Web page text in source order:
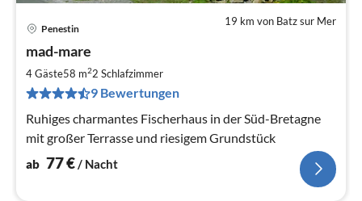
19 km von Batz sur Mer
Penestin
mad-mare
4 Gäste58 m22 Schlafzimmer
9 Bewertungen
Ruhiges charmantes Fischerhaus in der Süd-Bretagne
mit großer Terrasse und riesigem Grundstück
ab 77€/ Nacht